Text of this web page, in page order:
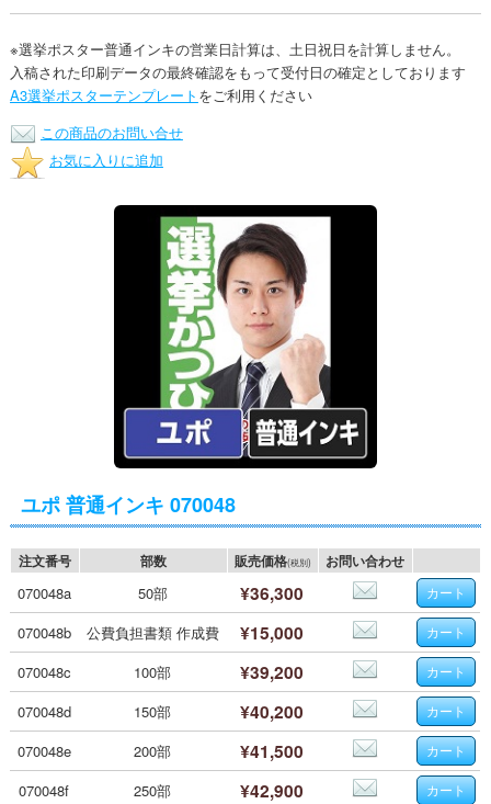
※選挙ポスター普通インキの営業日計算は、土日祝日を計算しません。
入稿された印刷データの最終確認をもって受付日の確定としております
A3選挙ポスターテンプレート をご利用ください
この商品のお問い合せ
お気に入りに追加
ユポ 普通インキ 070048
注文番号 部数 販売価格(税別) お問い合わせ
070048a 50部 ¥36,300
070048b 公費負担書類 作成費 ¥15,000
070048c 100部 ¥39,200
070048d 150部 ¥40,200
070048e 200部 ¥41,500
070048f 250部 ¥42,900